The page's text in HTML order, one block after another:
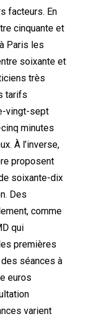
facteurs. En
cinquante et
Paris les
soixante et
très
tarifs
vingt-sept
minutes
À l’inverse,
proposent
soixante-dix
Des
comme
qui
premières
séances à
euros
varient